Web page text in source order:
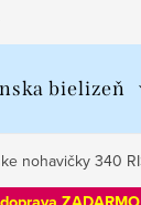
bielizeň
nohavičky 340